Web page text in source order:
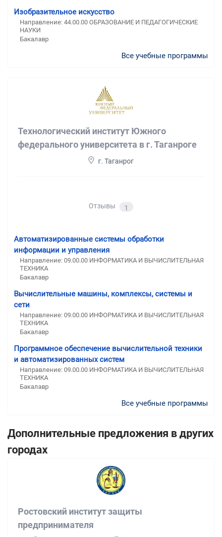
Изобразительное искусство
Направление: 44.00.00 ОБРАЗОВАНИЕ И ПЕДАГОГИЧЕСКИЕ
НАУКИ
Бакалавр
Все учебные программы
Технологический институт Южного
федерального университета в г. Таганроге
г. Таганрог
Отзывы 1
Автоматизированные системы обработки
информации и управления
Направление: 09.00.00 ИНФОРМАТИКА И ВЫЧИСЛИТЕЛЬНАЯ
ТЕХНИКА
Бакалавр
Вычислительные машины, комплексы, системы и
сети
Направление: 09.00.00 ИНФОРМАТИКА И ВЫЧИСЛИТЕЛЬНАЯ
ТЕХНИКА
Бакалавр
Программное обеспечение вычислительной техники
и автоматизированных систем
Направление: 09.00.00 ИНФОРМАТИКА И ВЫЧИСЛИТЕЛЬНАЯ
ТЕХНИКА
Бакалавр
Все учебные программы
Дополнительные предложения в других
городах
Ростовский институт защиты
предпринимателя